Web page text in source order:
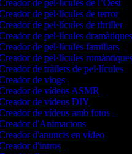
de pel·lícules de l’Oest
de pel·lícules de terror
de pel·lícules de thriller
de pel·lícules dramàtiques
de pel·lícules familiars
de pel·lícules romàntiques
de tràilers de pel·lícules
de vlogs
de vídeos ASMR
de vídeos DIY
de vídeos amb fotos
d'Animacions
d'anuncis en vídeo
d'intros